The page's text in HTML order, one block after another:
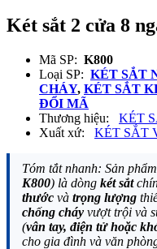
Két sắt 2 cửa 8
Mã SP: K800
Loại SP: KÉT SẮT
CHÁY, KÉT SẮT
ĐỔI MÃ
Thương hiệu: KÉT
Xuất xứ: KÉT SẮT
Tóm tắt nhanh: Sản phẩm
K800) là dòng két sắt
thước và trọng lượng
chống cháy vượt trội và
(vân tay, điện tử hoặc
cho gia đình và văn